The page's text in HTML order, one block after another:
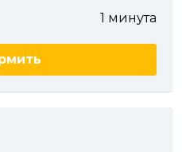
1 минута